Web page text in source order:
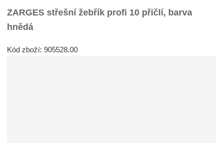
ZARGES střešní žebřík profi 10 přičlí, barva
hnědá
Kód zboží: 905528.00